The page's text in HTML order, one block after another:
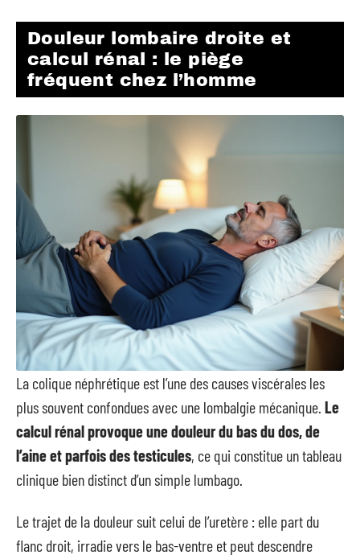
Douleur lombaire droite et
calcul rénal : le piège
fréquent chez l’homme
La colique néphrétique est l’une des causes viscérales les
plus souvent confondues avec une lombalgie mécanique. Le
calcul rénal provoque une douleur du bas du dos, de
l’aine et parfois des testicules, ce qui constitue un tableau
clinique bien distinct d’un simple lumbago.
Le trajet de la douleur suit celui de l’uretère : elle part du
flanc droit, irradie vers le bas-ventre et peut descendre